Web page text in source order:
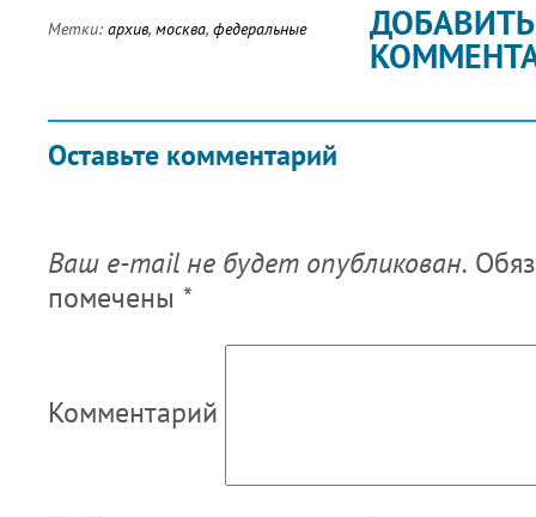
Метки: архив, москва, федеральные
Оставьте комментарий
ДОБАВИТЬ
Ваш e-mail не будет опубликован.
помечены *
Комментарий